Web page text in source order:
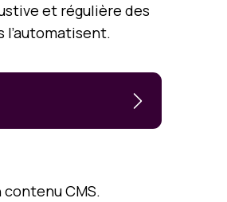
et régulière des
l’automatisent.
CMS.